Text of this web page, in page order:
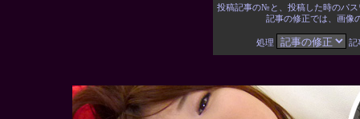
投稿記事の№と、投稿した時のパ
記事の修正では、画像
処理 記